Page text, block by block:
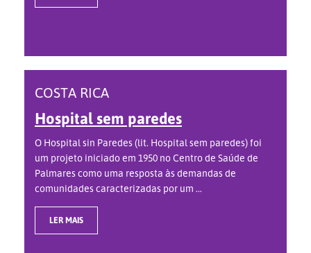
COSTA RICA
Hospital sem paredes
O Hospital sin Paredes (lit. Hospital sem paredes) foi
um projeto iniciado em 1950 no Centro de Saúde de
Palmares como uma resposta às demandas de
comunidades caracterizadas por um ...
LER MAIS